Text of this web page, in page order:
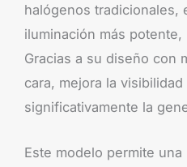
halógenos tradicionales,
iluminación más
Gracias a su diseño con
cara, mejora la
significativamente la
Este modelo permite